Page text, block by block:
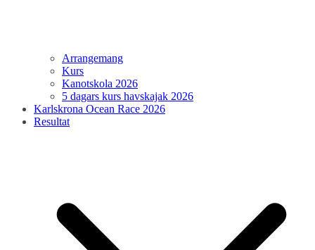
Arrangemang
Kurs
Kanotskola 2026
5 dagars kurs havskajak 2026
Karlskrona Ocean Race 2026
Resultat